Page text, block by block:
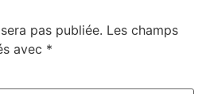
pas publiée. Les champs
avec *